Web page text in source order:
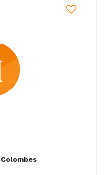
Colombes